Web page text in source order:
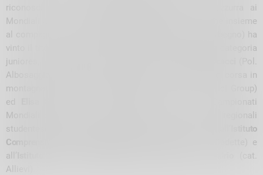
riconoscimenti per
(matricola azzurra ai
Mondiali di corsa in montagna e trail a Innsbruck) che insieme
al compagno di squadra
(GS CSI Morbegno) ha
vinto il titolo italiano di corsa in montagna a staffetta categoria
juniores,
Albosaggia) azzurrini alla International Under 18 Cup di corsa in
montagna ad Annecy,
(La Recastello Radici Group)
ed
(Atl. Alta Valtellina) azzurre ai Campionati
Mondiali di corsa in montagna e trail. Per i campionati regionali
studenteschi di corsa campestre 2023 riconoscimenti all’
Istituto
Comprensivo Giuseppe Garibaldi di Chiavenna
(cat. Cadette) e
all’
(cat.
Allievi).